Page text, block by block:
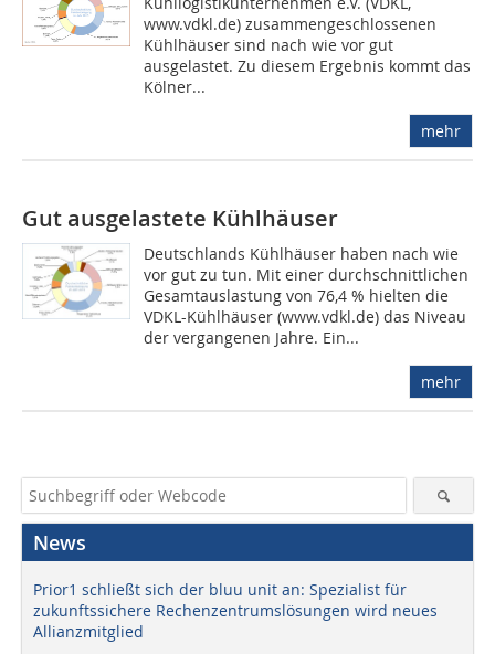
www.vdkl.de) zusammengeschlossenen
Kühlhäuser sind nach wie vor gut
ausgelastet. Zu diesem Ergebnis kommt das
Kölner...
mehr
Gut ausgelastete Kühlhäuser
Deutschlands Kühlhäuser haben nach wie
vor gut zu tun. Mit einer durchschnittlichen
Gesamtauslastung von 76,4 % hielten die
VDKL-Kühlhäuser (www.vdkl.de) das Niveau
der vergangenen Jahre. Ein...
mehr
News
Prior1 schließt sich der bluu unit an: Spezialist für
zukunftssichere Rechenzentrumslösungen wird neues
Allianzmitglied